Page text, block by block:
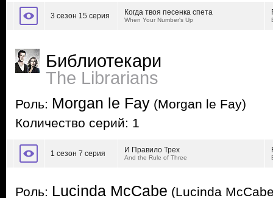
3 сезон 15 серия Когда твоя песенка спета
When Your Number's Up
Библиотекари
The Librarians
Роль: Morgan le Fay (Morgan le Fay)
Количество серий: 1
1 сезон 7 серия И Правило Трех
And the Rule of Three
Роль: Lucinda McCabe (Lucinda